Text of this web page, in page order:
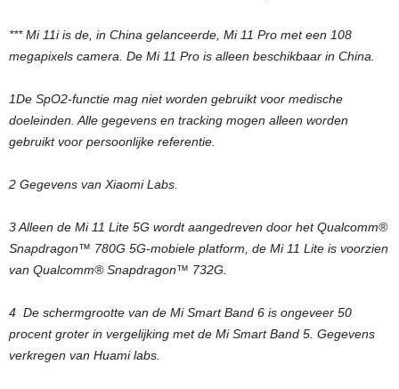
*** Mi 11i is de, in China gelanceerde, Mi 11 Pro met een 108
megapixels camera. De Mi 11 Pro is alleen beschikbaar in China.
1De SpO2-functie mag niet worden gebruikt voor medische
doeleinden. Alle gegevens en tracking mogen alleen worden
gebruikt voor persoonlijke referentie.
2 Gegevens van Xiaomi Labs.
3 Alleen de Mi 11 Lite 5G wordt aangedreven door het Qualcomm®
Snapdragon™ 780G 5G-mobiele platform, de Mi 11 Lite is voorzien
van Qualcomm® Snapdragon™ 732G.
4 De schermgrootte van de Mi Smart Band 6 is ongeveer 50
procent groter in vergelijking met de Mi Smart Band 5. Gegevens
verkregen van Huami labs.